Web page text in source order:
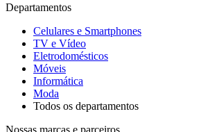
Departamentos
Celulares e Smartphones
TV e Vídeo
Eletrodomésticos
Móveis
Informática
Moda
Todos os departamentos
Nossas marcas e parceiros